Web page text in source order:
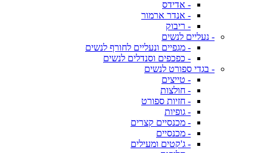
- אדידס
- אנדר ארמור
- ריבוק
- נעליים לנשים
- מגפיים ונעליים לחורף לנשים
- כפכפים וסנדלים לנשים
- בגדי ספורט לנשים
- טייצים
- חולצות
- חזיות ספורט
- גופיות
- מכנסיים קצרים
- מכנסיים
- ג'קטים ומעילים